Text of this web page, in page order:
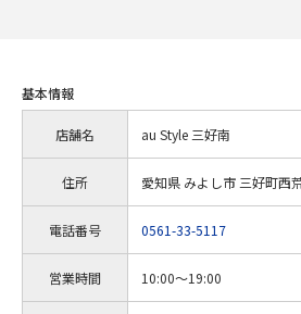
基本情報
店舗名 au Style 三好南
住所 愛知県 みよし市 三好町西
電話番号 0561-33-5117
営業時間 10:00～19:00